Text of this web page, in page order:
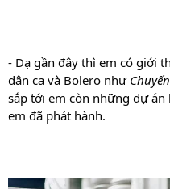
- Dạ gần đây thì em có giới
dân ca và Bolero như
sắp tới em còn những dự
em đã phát hành.